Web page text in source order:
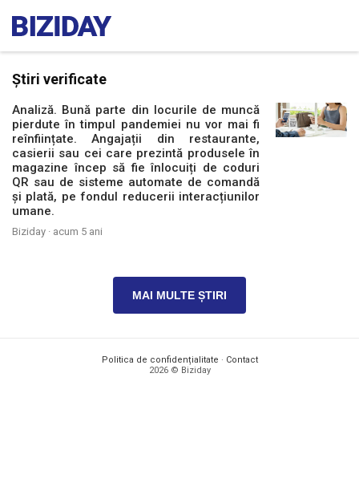
Știri verificate
Analiză. Bună parte din locurile de muncă
pierdute în timpul pandemiei nu vor mai fi
reînființate. Angajații din restaurante,
casierii sau cei care prezintă produsele în
magazine încep să fie înlocuiți de coduri
QR sau de sisteme automate de comandă
și plată, pe fondul reducerii interacțiunilor
umane.
Biziday · acum 5 ani
MAI MULTE ȘTIRI
Politica de confidențialitate · Contact
2026 © Biziday